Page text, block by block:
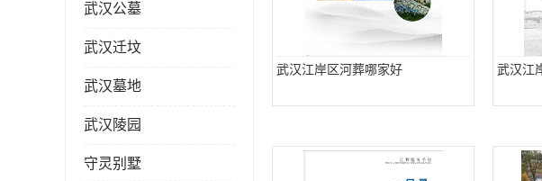
武汉公墓
武汉迁坟
武汉墓地
武汉陵园
守灵别墅
武汉江岸区河葬哪家好 武汉江